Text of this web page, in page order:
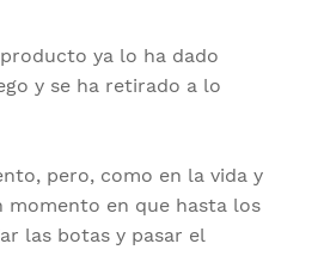
ya lo ha dado
y se ha retirado a lo
pero, como en la vida y
momento en que hasta los
las botas y pasar el